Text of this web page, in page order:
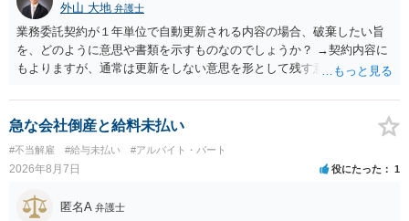
外山 大地 弁護士
業務委託契約が１年単位で自動更新される内容の場合、破棄したい旨
を、どのように意思や書類を示すものなのでしょうか？ →契約内容に
もよりますが、通常は更新をしない意思を形として残す意味で、書面
の確保の他に何か企業側にメリットがあるのでしょうか？ →企業側の
メリットは分かりかねますが、ご質問者様が業務を受託する側のお立
場であれば、自動更新で契約が延長されると、企業側は報酬を支払う
義務を負うことになるので（ご質問者様も業務を提供する義務を負
う）、放置をすることは望ましい状態ではないと思料いたします。
急な会社倒産と給料未払い
#不当解雇 #給与未払い #アルバイト・パート
2026年8月7日 役にたった 1
匿名A 弁護士